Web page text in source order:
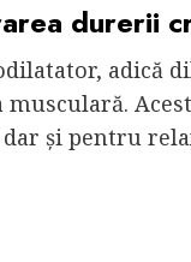
durerii
adică
și pentru